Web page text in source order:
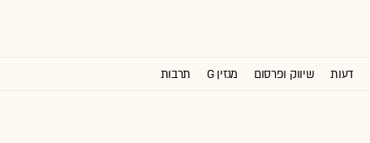
דעות שיווק ופרסום מגזין G תרבות